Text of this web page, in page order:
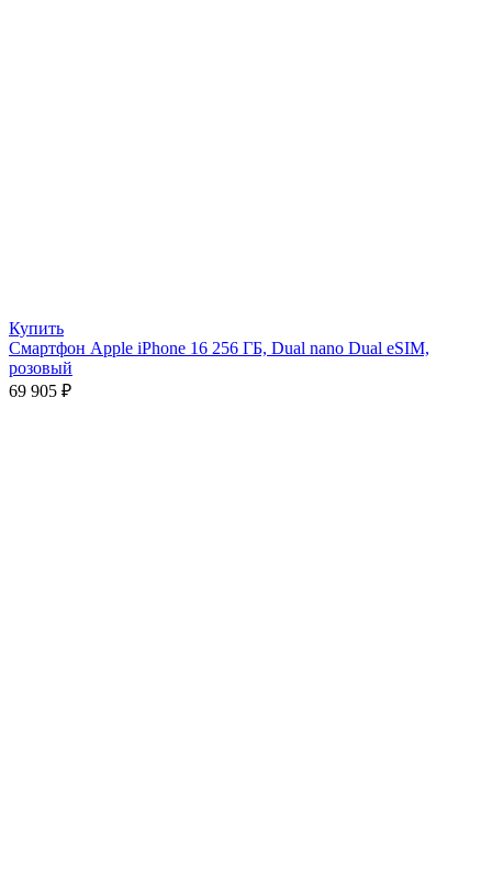
Купить
Смартфон Apple iPhone 16 256 ГБ, Dual nano Dual eSIM,
розовый
69 905 ₽